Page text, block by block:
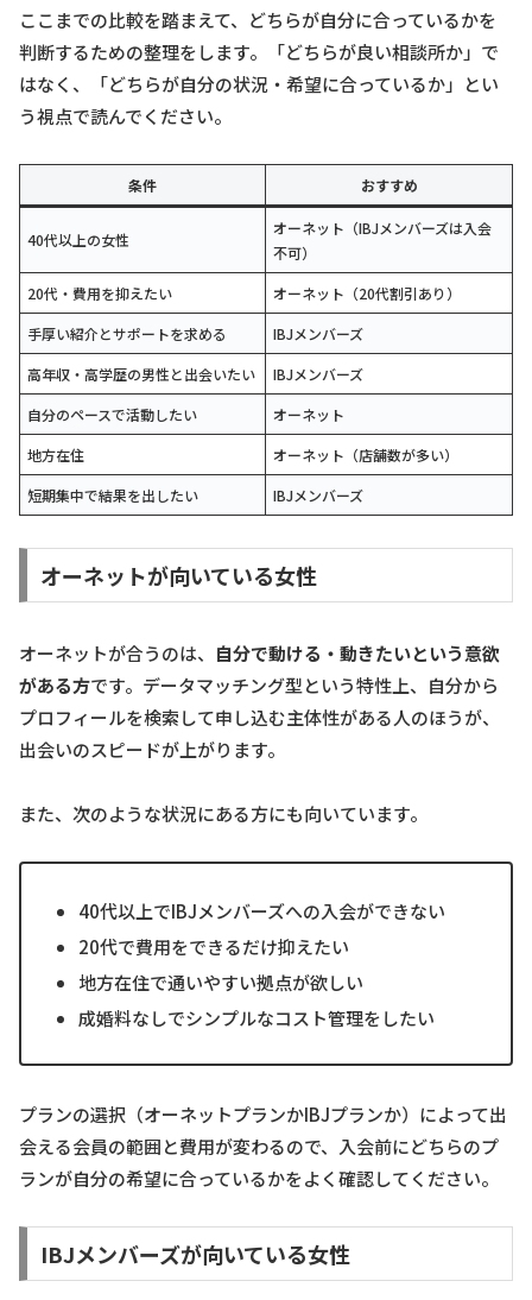
ここまでの比較を踏まえて、どちらが自分に合っているかを
判断するための整理をします。「どちらが良い相談所か」で
はなく、「どちらが自分の状況・希望に合っているか」とい
う視点で読んでください。
条件 おすすめ
40代以上の女性
オーネット（IBJメンバーズは入会
不可）
20代・費用を抑えたい
オーネット（20代割引あり）
手厚い紹介とサポートを求める
IBJメンバーズ
高年収・高学歴の男性と出会いたい
IBJメンバーズ
自分のペースで活動したい
オーネット
地方在住
オーネット（店舗数が多い）
短期集中で結果を出したい
IBJメンバーズ
オーネットが向いている女性
オーネットが合うのは、 自分で動ける・動きたいという意欲
がある方です。データマッチング型という特性上、自分から
プロフィールを検索して申し込む主体性がある人のほうが、
出会いのスピードが上がります。
また、次のような状況にある方にも向いています。
40代以上でIBJメンバーズへの入会ができない
20代で費用をできるだけ抑えたい
地方在住で通いやすい拠点が欲しい
成婚料なしでシンプルなコスト管理をしたい
プランの選択（オーネットプランかIBJプランか）によって出
会える会員の範囲と費用が変わるので、入会前にどちらのプ
ランが自分の希望に合っているかをよく確認してください。
IBJメンバーズが向いている女性